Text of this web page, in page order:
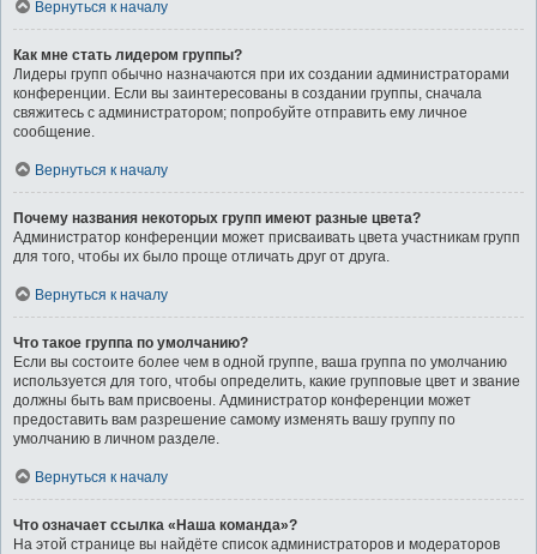
Вернуться к началу
Как мне стать лидером группы?
Лидеры групп обычно назначаются при их создании администраторами
конференции. Если вы заинтересованы в создании группы, сначала
свяжитесь с администратором; попробуйте отправить ему личное
сообщение.
Вернуться к началу
Почему названия некоторых групп имеют разные цвета?
Администратор конференции может присваивать цвета участникам групп
для того, чтобы их было проще отличать друг от друга.
Вернуться к началу
Что такое группа по умолчанию?
Если вы состоите более чем в одной группе, ваша группа по умолчанию
используется для того, чтобы определить, какие групповые цвет и звание
должны быть вам присвоены. Администратор конференции может
предоставить вам разрешение самому изменять вашу группу по
умолчанию в личном разделе.
Вернуться к началу
Что означает ссылка «Наша команда»?
На этой странице вы найдёте список администраторов и модераторов